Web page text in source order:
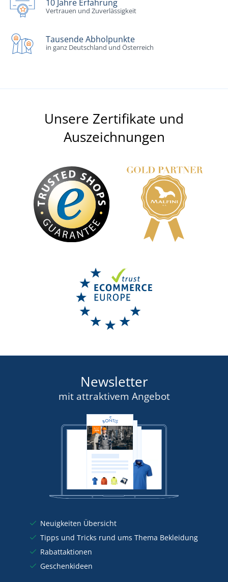
10 Jahre Erfahrung
Vertrauen und Zuverlässigkeit
Tausende Abholpunkte
in ganz Deutschland und Österreich
Unsere Zertifikate und
Auszeichnungen
Newsletter
mit attraktivem Angebot
Neuigkeiten Übersicht
Tipps und Tricks rund ums Thema Bekleidung
Rabattaktionen
Geschenkideen